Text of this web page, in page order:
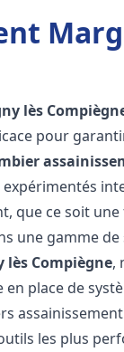
lès
pour
que ce soit
une gamme
lès Compiègne,
en place de
assainissement
les plus